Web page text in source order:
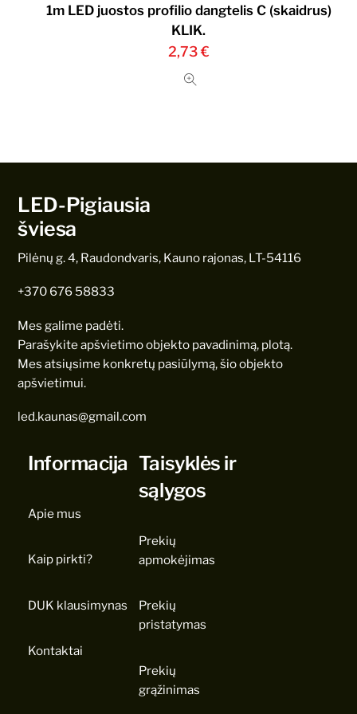
1m LED juostos profilio dangtelis C (skaidrus)
KLIK.
2,73€
LED-Pigiausia
šviesa
Pilėnų g. 4, Raudondvaris, Kauno rajonas, LT-54116
+370 676 58833
Mes galime padėti.
Parašykite apšvietimo objekto pavadinimą, plotą.
Mes atsiųsime konkretų pasiūlymą, šio objekto
apšvietimui.
led.kaunas@gmail.com
Informacija
Apie mus
Kaip pirkti?
DUK klausimynas
Kontaktai
Taisyklės ir
sąlygos
Prekių
apmokėjimas
Prekių
pristatymas
Prekių
grąžinimas